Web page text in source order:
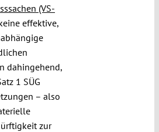
(VS-
effektive,
dahingehend,
1 SÜG
– also
zur